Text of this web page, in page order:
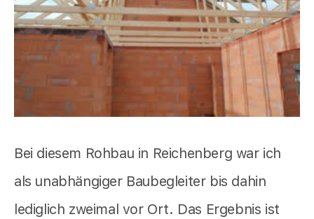
Bei diesem Rohbau in Reichenberg war ich
als unabhängiger Baubegleiter bis dahin
lediglich zweimal vor Ort. Das Ergebnis ist